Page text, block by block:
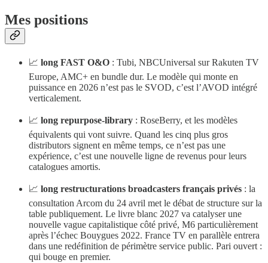
Mes positions
📈 long FAST O&O : Tubi, NBCUniversal sur Rakuten TV
Europe, AMC+ en bundle dur. Le modèle qui monte en
puissance en 2026 n’est pas le SVOD, c’est l’AVOD intégré
verticalement.
📈 long repurpose-library : RoseBerry, et les modèles
équivalents qui vont suivre. Quand les cinq plus gros
distributors signent en même temps, ce n’est pas une
expérience, c’est une nouvelle ligne de revenus pour leurs
catalogues amortis.
📈 long restructurations broadcasters français privés : la
consultation Arcom du 24 avril met le débat de structure sur la
table publiquement. Le livre blanc 2027 va catalyser une
nouvelle vague capitalistique côté privé, M6 particulièrement
après l’échec Bouygues 2022. France TV en parallèle entrera
dans une redéfinition de périmètre service public. Pari ouvert :
qui bouge en premier.